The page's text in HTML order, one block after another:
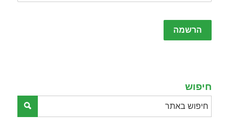
Please
leave
חיפוש